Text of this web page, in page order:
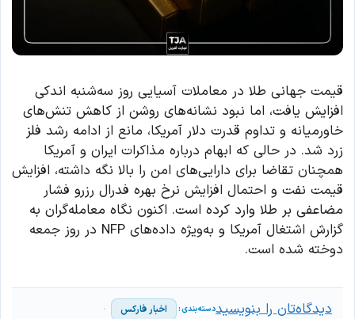
قیمت جهانی طلا در معاملات آسیایی روز سه‌شنبه اندکی
افزایش یافت، اما نبود نشانه‌های روشن از کاهش تنش‌های
خاورمیانه و تداوم قدرت دلار آمریکا، مانع از ادامه رشد فلز
زرد شد. در حالی که ابهام درباره مذاکرات ایران و آمریکا
همچنان تقاضا برای دارایی‌های امن را بالا نگه داشته، افزایش
قیمت نفت و احتمال افزایش نرخ بهره فدرال رزرو فشار
مضاعفی بر طلا وارد کرده است. اکنون نگاه معامله‌گران به
گزارش اشتغال آمریکا و به‌ویژه داده‌های NFP در روز جمعه
دوخته شده است.
اخبار فارکس دیدگاه‌تان را بنویسید